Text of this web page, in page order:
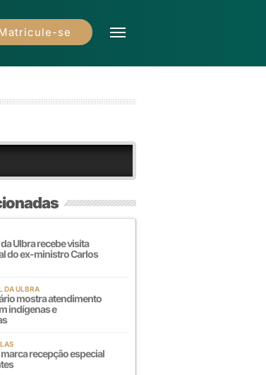
se
Ulbra recebe visita
do ex-ministro Carlos
DA ULBRA
mostra atendimento
indígenas e
recepção especial